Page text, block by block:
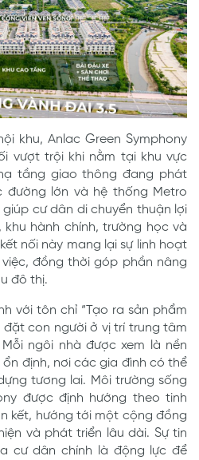
khu, Anlac Green Symphony
vượt trội khi nằm tại khu vực
tầng giao thông đang phát
đường lớn và hệ thống Metro
cư dân di chuyển thuận lợi
hành chính, trường học và
nối này mang lại sự linh hoạt
đồng thời góp phần nâng
đô thị.
với tôn chỉ “Tạo ra sản phẩm
đặt con người ở vị trí trung tâm
ngôi nhà được xem là nền
định, nơi các gia đình có thể
tương lai. Môi trường sống
được định hướng theo tinh
kết, hướng tới một cộng đồng
và phát triển lâu dài. Sự tin
cư dân chính là động lực để